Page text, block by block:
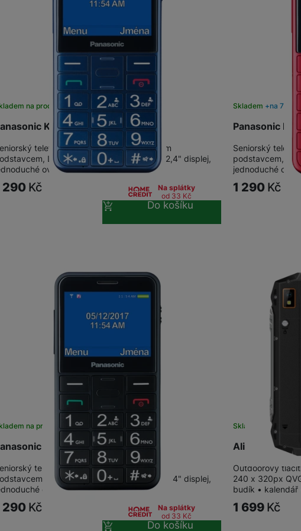
my nebo naši partneři, abychom vám mohli zobrazit vhodné obsahy
stránkách třetích stran.
KX-TU155EXCN Blue
na prodejně na 3 prodejnách
telefon s velkými tlačítky, nabíjecím
LED svítilnou a SOS tlačítkem. 2,4" displej,
ovládání. 0,3Mpx fotoaparát,…
290 Kč
Na splátky
od 33 Kč
Do košíku
Panasonic
Skladem na 7
Seniorský
podstavcem,
jednoduché
1 290 Kč
KX-TU155EXBN Black
na prodejně na 11 prodejnách
telefon s velkými tlačítky, nabíjecím
LED svítilnou a SOS tlačítkem. 2,4" displej,
ovládání. 0,3Mpx fotoaparát,…
290 Kč
Na splátky
od 33 Kč
Do košíku
Aligator R45
Skladem na
Outdoorový
240 x 320px
budík •
1 699 Kč